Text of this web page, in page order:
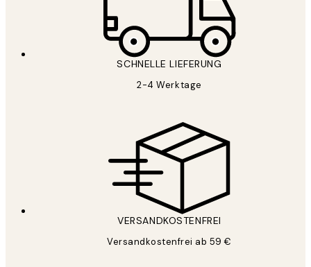
SCHNELLE LIEFERUNG
2-4 Werktage
VERSANDKOSTENFREI
Versandkostenfrei ab 59 €